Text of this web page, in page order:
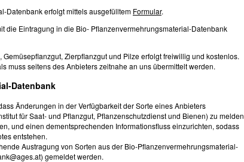
Datenbank erfolgt mittels ausgefülltem Formular.
die Eintragung in die Bio- Pflanzenvermehrungsmaterial-Datenbank
Zierpflanzgut und Pilze erfolgt freiwillig und kostenlos.
muss seitens des Anbieters zeitnahe an uns übermittelt werden.
Datenbank
Änderungen in der Verfügbarkeit der Sorte eines Anbieters
für Saat- und Pflanzgut, Pflanzenschutzdienst und Bienen) zu melden
und einen dementsprechenden Informationsfluss einzurichten, sodass
entstehen.
Austragung von Sorten aus der Bio-Pflanzenvermehrungsmaterial-
gemeldet werden.